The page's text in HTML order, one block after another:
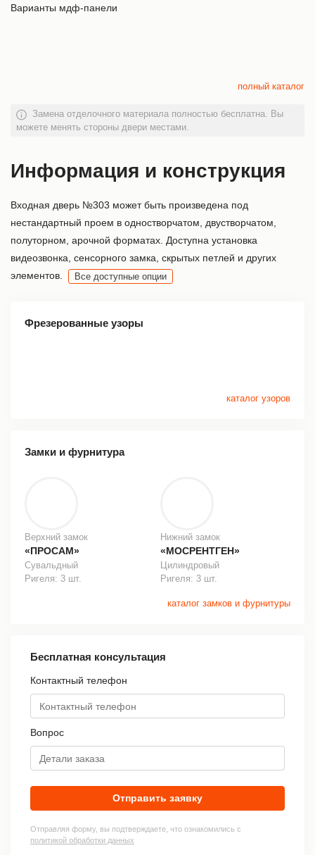
Варианты мдф-панели
полный каталог
Замена отделочного материала полностью бесплатна. Вы
можете менять стороны двери местами.
Информация и конструкция
Входная дверь №303 может быть произведена под
нестандартный проем в одностворчатом, двустворчатом,
полуторном, арочной форматах. Доступна установка
видеозвонка, сенсорного замка, скрытых петлей и других
элементов.
Все доступные опции
Фрезерованные узоры
каталог узоров
Замки и фурнитура
Верхний замок
«ПРОСАМ»
Сувальдный
Ригеля: 3 шт.
Нижний замок
«МОСРЕНТГЕН»
Цилиндровый
Ригеля: 3 шт.
каталог замков и фурнитуры
Бесплатная консультация
Контактный телефон
Вопрос
Отправить заявку
Отправляя форму, вы подтверждаете, что ознакомились с
политикой обработки данных